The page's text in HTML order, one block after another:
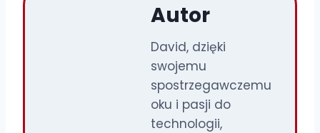
Autor
David, dzięki
swojemu
spostrzegawczemu
oku i pasji do
technologii,